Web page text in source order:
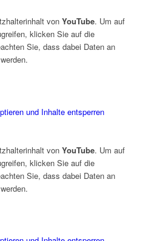
von YouTube. Um auf
klicken Sie auf die
Sie, dass dabei Daten an
und Inhalte entsperren
von YouTube. Um auf
klicken Sie auf die
Sie, dass dabei Daten an